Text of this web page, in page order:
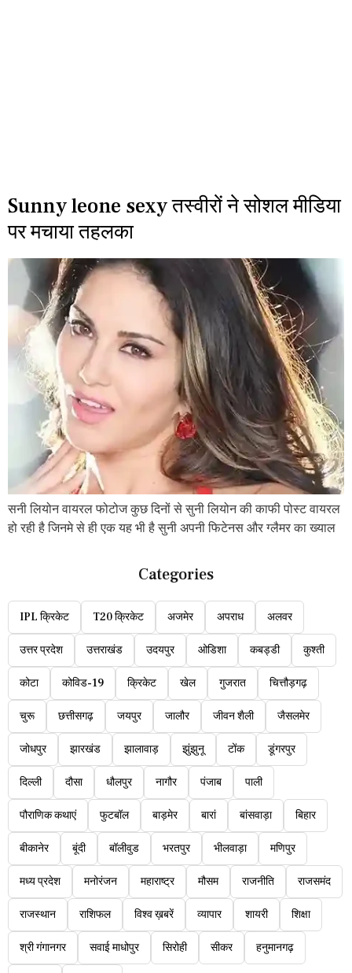
Sunny leone sexy तस्वीरों ने सोशल मीडिया
पर मचाया तहलका
सनी लियोन वायरल फोटोज कुछ दिनों से सुनी लियोन की काफी पोस्ट वायरल
हो रही है जिनमे से ही एक यह भी है सुनी अपनी फिटेनस और ग्लैमर का ख्याल
Categories
IPL क्रिकेट T20 क्रिकेट अजमेर अपराध अलवर
उत्तर प्रदेश उत्तराखंड उदयपुर ओडिशा कबड्डी कुश्ती
कोटा कोविड-19 क्रिकेट खेल गुजरात चित्तौड़गढ़
चुरू छत्तीसगढ़ जयपुर जालौर जीवन शैली जैसलमेर
जोधपुर झारखंड झालावाड़ झुंझुनू टोंक डूंगरपुर
दिल्ली दौसा धौलपुर नागौर पंजाब पाली
पौराणिक कथाएं फुटबॉल बाड़मेर बारां बांसवाड़ा बिहार
बीकानेर बूंदी बॉलीवुड भरतपुर भीलवाड़ा मणिपुर
मध्य प्रदेश मनोरंजन महाराष्ट्र मौसम राजनीति राजसमंद
राजस्थान राशिफल विश्व ख़बरें व्यापार शायरी शिक्षा
श्री गंगानगर सवाई माधोपुर सिरोही सीकर हनुमानगढ़